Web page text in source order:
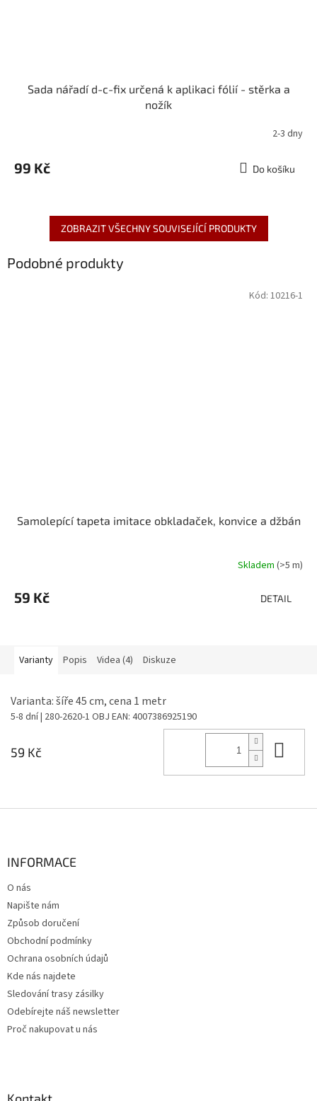
Sada nářadí d-c-fix určená k aplikaci fólií - stěrka a
nožík
2-3 dny
99 Kč Do košíku
ZOBRAZIT VŠECHNY SOUVISEJÍCÍ PRODUKTY
Podobné produkty
Samolepící tapeta imitace obkladaček, konvice a džbán
produktu
je
hvězdiček.
Skladem(>5 m)
59 Kč DETAIL
Kód: 10216-1
Varianty Popis Videa (4) Diskuze
Varianta: šíře 45 cm, cena 1 metr
5-8 dní| 280-2620-1 OBJ EAN: 4007386925190
59 Kč
INFORMACE
O nás
Napište nám
Způsob doručení
Obchodní podmínky
Ochrana osobních údajů
Kde nás najdete
Sledování trasy zásilky
Odebírejte náš newsletter
Proč nakupovat u nás